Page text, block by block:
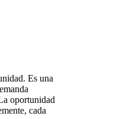
Es una
oportunidad
cada